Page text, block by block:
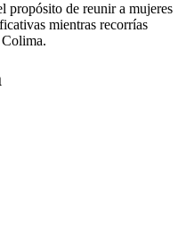
propósito de reunir a mujeres
mientras recorrías